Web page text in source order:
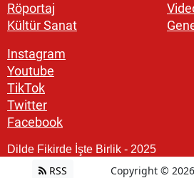
Röportaj
Kültür Sanat
Instagram
Youtube
TikTok
Twitter
Facebook
Dilde Fikirde İşte Birlik - 2025
RSS Copyright © 2026